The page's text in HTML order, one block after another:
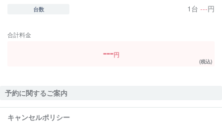
台数 1台 ---円
合計料金
---円
(税込)
予約に関するご案内
キャンセルポリシー